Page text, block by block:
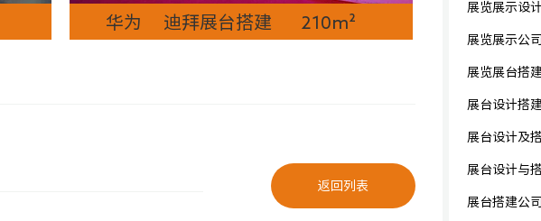
华为 迪拜展台搭建 210m²
返回列表
展览展示设
展览展示公司
展览展台搭
展台设计搭
展台设计及
展台设计与
展台搭建公司